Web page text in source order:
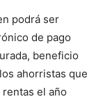
podrá ser
de pago
beneficio
ahorristas que
el año